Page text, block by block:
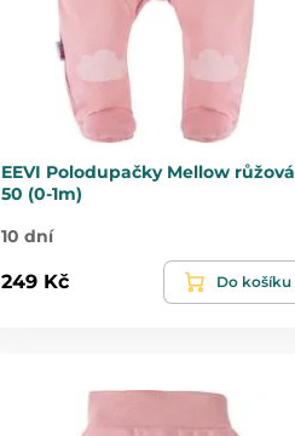
EEVI Polodupačky Mellow růžová
50 (0-1m)
10 dní
249 Kč Do košíku